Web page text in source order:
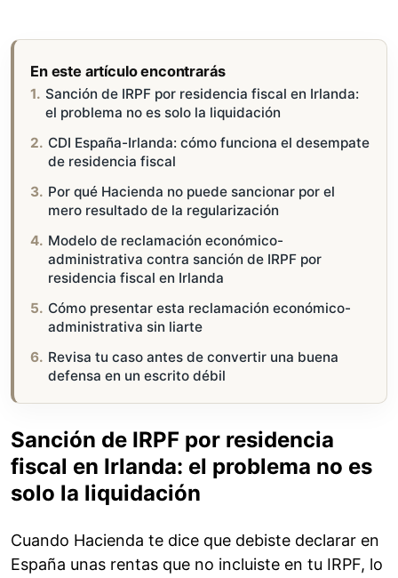
En este artículo encontrarás
Sanción de IRPF por residencia fiscal en Irlanda:
el problema no es solo la liquidación
CDI España-Irlanda: cómo funciona el desempate
de residencia fiscal
Por qué Hacienda no puede sancionar por el
mero resultado de la regularización
Modelo de reclamación económico-
administrativa contra sanción de IRPF por
residencia fiscal en Irlanda
Cómo presentar esta reclamación económico-
administrativa sin liarte
Revisa tu caso antes de convertir una buena
defensa en un escrito débil
Sanción de IRPF por residencia
fiscal en Irlanda: el problema no es
solo la liquidación
Cuando Hacienda te dice que debiste declarar en
España unas rentas que no incluiste en tu IRPF, lo